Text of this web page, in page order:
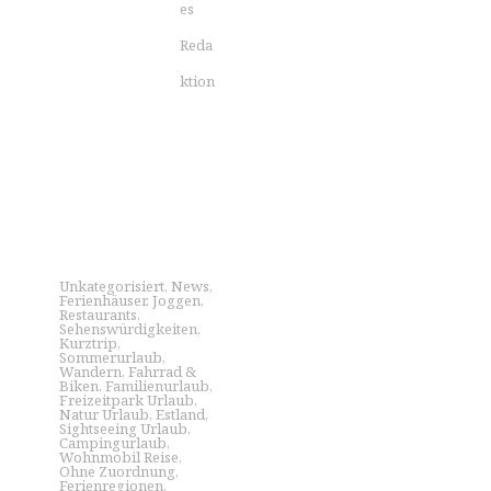
es
Reda
ktion
Unkategorisiert, News,
Ferienhäuser, Joggen,
Restaurants,
Sehenswürdigkeiten,
Kurztrip,
Sommerurlaub,
Wandern, Fahrrad &
Biken, Familienurlaub,
Freizeitpark Urlaub,
Natur Urlaub, Estland,
Sightseeing Urlaub,
Campingurlaub,
Wohnmobil Reise,
Ohne Zuordnung,
Ferienregionen,